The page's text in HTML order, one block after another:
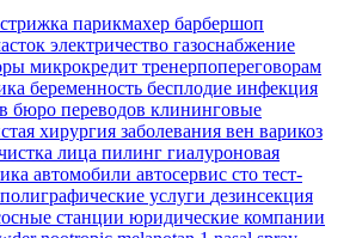
стрижка парикмахер барбершоп
электричество газоснабжение
микрокредит тренерпопереговорам
беременность бесплодие инфекция
бюро переводов клининговые
хирургия заболевания вен варикоз
лица пилинг гиалуроновая
автомобили автосервис сто тест-
полиграфические услуги дезинсекция
станции юридические компании